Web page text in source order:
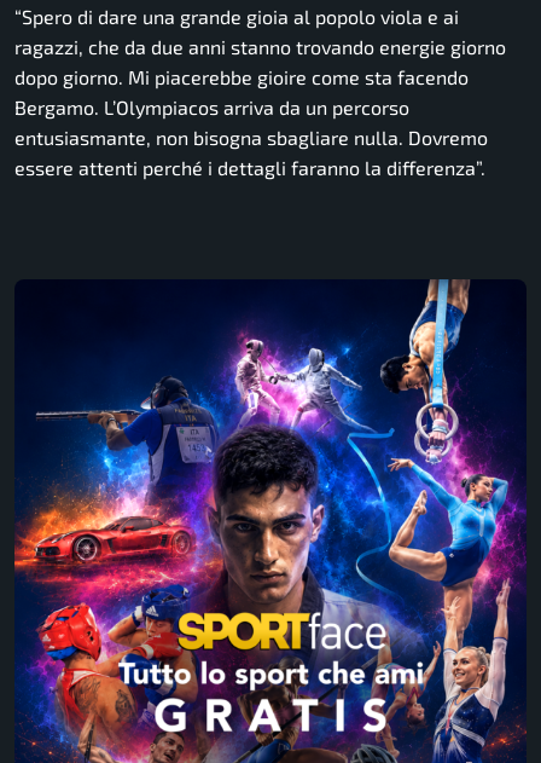
“Spero di dare una grande gioia al popolo viola e ai
ragazzi, che da due anni stanno trovando energie giorno
dopo giorno. Mi piacerebbe gioire come sta facendo
Bergamo. L’Olympiacos arriva da un percorso
entusiasmante, non bisogna sbagliare nulla. Dovremo
essere attenti perché i dettagli faranno la differenza”.